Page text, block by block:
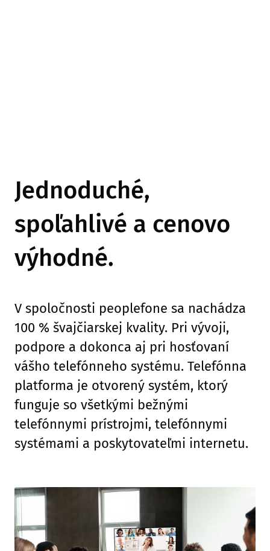
Jednoduché,
spoľahlivé a cenovo
výhodné.
V spoločnosti peoplefone sa nachádza
100 % švajčiarskej kvality. Pri vývoji,
podpore a dokonca aj pri hosťovaní
vášho telefónneho systému. Telefónna
platforma je otvorený systém, ktorý
funguje so všetkými bežnými
telefónnymi prístrojmi, telefónnymi
systémami a poskytovateľmi internetu.